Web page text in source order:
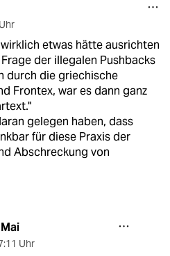
etwas hätte ausrichten
der illegalen Pushbacks
durch die griechische
Frontex, war es dann ganz
gelegen haben, dass
für diese Praxis der
Abschreckung von
Uhr